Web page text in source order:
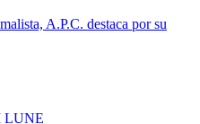
A.P.C. destaca por su